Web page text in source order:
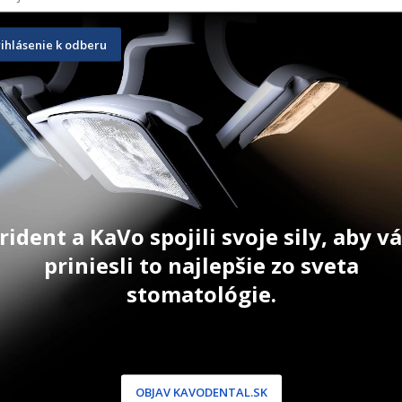
RelyX Ultimate Clicker
4,5 g
110,60€
ZOBRAZIŤ PRODUKT
2 g
€–
Doprava a platba
k odberu
a KaVo spojili svoje sily, aby
priniesli to najlepšie zo sveta
stomatológie.
OBJAV KAVODENTAL.SK